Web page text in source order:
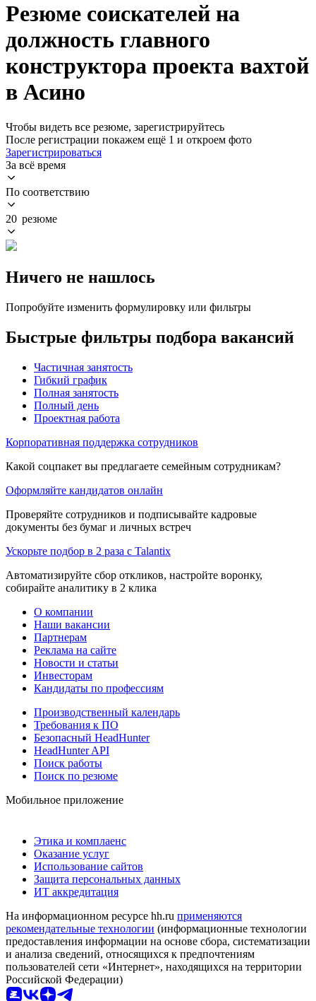
Резюме соискателей на
должность главного
конструктора проекта вахтой
в Асино
Чтобы видеть все резюме, зарегистрируйтесь
После регистрации покажем ещё 1 и откроем фото
Зарегистрироваться
За всё время
По соответствию
20 резюме
Ничего не нашлось
Попробуйте изменить формулировку или фильтры
Быстрые фильтры подбора вакансий
Частичная занятость
Гибкий график
Полная занятость
Полный день
Проектная работа
Корпоративная поддержка сотрудников
Какой соцпакет вы предлагаете семейным сотрудникам?
Оформляйте кандидатов онлайн
Проверяйте сотрудников и подписывайте кадровые
документы без бумаг и личных встреч
Ускорьте подбор в 2 раза с Talantix
Автоматизируйте сбор откликов, настройте воронку,
собирайте аналитику в 2 клика
О компании
Наши вакансии
Партнерам
Реклама на сайте
Новости и статьи
Инвесторам
Кандидаты по профессиям
Производственный календарь
Требования к ПО
Безопасный HeadHunter
HeadHunter API
Поиск работы
Поиск по резюме
Мобильное приложение
Этика и комплаенс
Оказание услуг
Использование сайтов
Защита персональных данных
ИТ аккредитация
На информационном ресурсе hh.ru применяются
рекомендательные технологии (информационные технологии
предоставления информации на основе сбора, систематизации
и анализа сведений, относящихся к предпочтениям
пользователей сети «Интернет», находящихся на территории
Российской Федерации)